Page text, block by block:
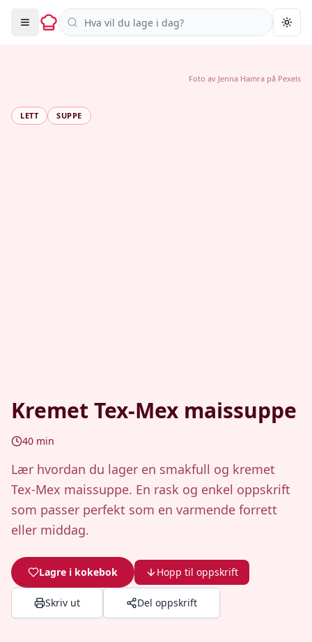
Søk i oppskrifter
LETT SUPPE
Kremet Tex-Mex maissuppe
40 min
Lær hvordan du lager en smakfull og kremet
Tex-Mex maissuppe. En rask og enkel oppskrift
som passer perfekt som en varmende forrett
eller middag.
Lagre i kokebok Hopp til oppskrift
Skriv ut Del oppskrift
Foto av Jenna Hamra på Pexels